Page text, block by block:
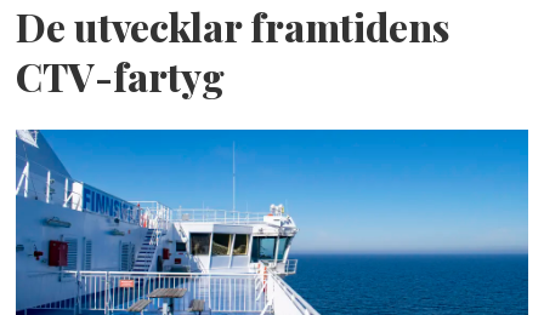
De utvecklar framtidens
CTV-fartyg